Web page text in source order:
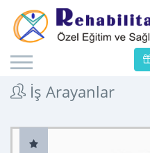
İş Arayanlar